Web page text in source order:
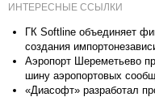
ИНТЕРЕСНЫЕ ССЫЛКИ
ГК Softline объединяет
создания
Аэропорт Шереметьево
шину аэропортовых
«Диасофт» разработал